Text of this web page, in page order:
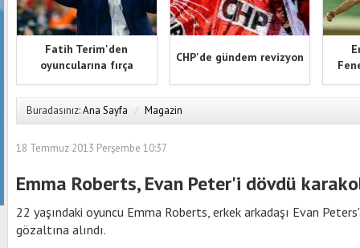
Fatih Terim'den
oyuncularına fırça
CHP'de gündem revizyon
Buradasınız:Ana Sayfa / Magazin
18 Temmuz 2013 Perşembe 10:37
Emma Roberts, Evan Peter'i dövdü
22 yaşındaki oyuncu Emma Roberts, erkek arkadaşı Evan
gözaltına alındı.